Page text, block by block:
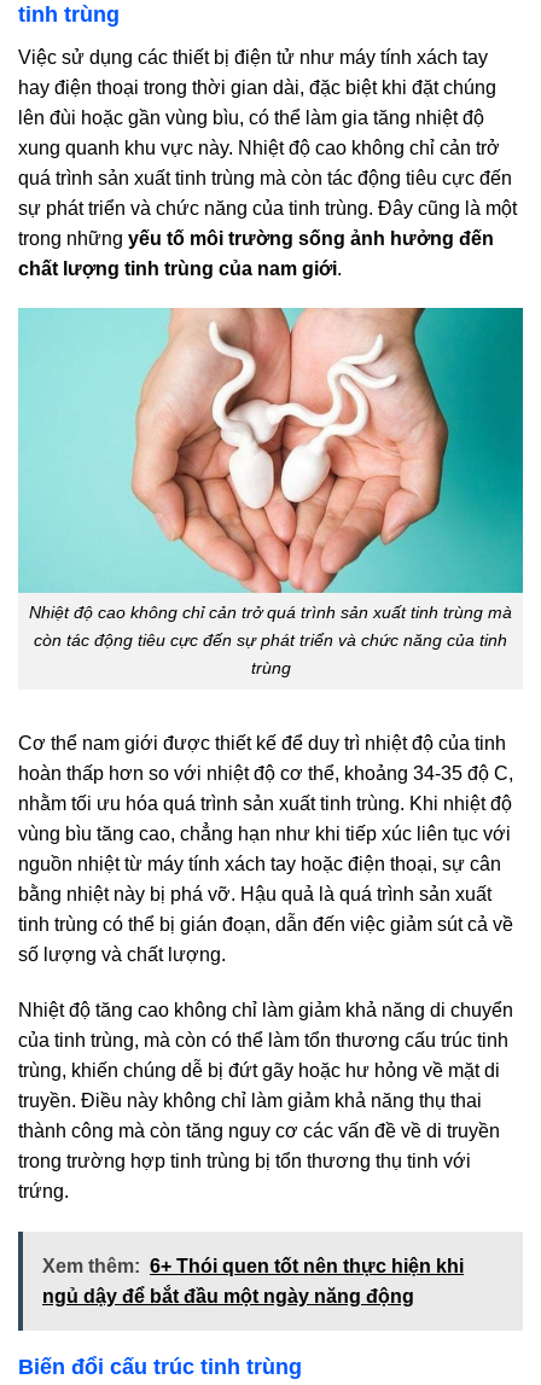
tinh trùng
Việc sử dụng các thiết bị điện tử như máy tính xách tay
hay điện thoại trong thời gian dài, đặc biệt khi đặt chúng
lên đùi hoặc gần vùng bìu, có thể làm gia tăng nhiệt độ
xung quanh khu vực này. Nhiệt độ cao không chỉ cản trở
quá trình sản xuất tinh trùng mà còn tác động tiêu cực đến
sự phát triển và chức năng của tinh trùng. Đây cũng là một
trong những yếu tố môi trường sống ảnh hưởng đến
chất lượng tinh trùng của nam giới.
Nhiệt độ cao không chỉ cản trở quá trình sản xuất tinh trùng mà
còn tác động tiêu cực đến sự phát triển và chức năng của tinh
trùng
Cơ thể nam giới được thiết kế để duy trì nhiệt độ của tinh
hoàn thấp hơn so với nhiệt độ cơ thể, khoảng 34-35 độ C,
nhằm tối ưu hóa quá trình sản xuất tinh trùng. Khi nhiệt độ
vùng bìu tăng cao, chẳng hạn như khi tiếp xúc liên tục với
nguồn nhiệt từ máy tính xách tay hoặc điện thoại, sự cân
bằng nhiệt này bị phá vỡ. Hậu quả là quá trình sản xuất
tinh trùng có thể bị gián đoạn, dẫn đến việc giảm sút cả về
số lượng và chất lượng.
Nhiệt độ tăng cao không chỉ làm giảm khả năng di chuyển
của tinh trùng, mà còn có thể làm tổn thương cấu trúc tinh
trùng, khiến chúng dễ bị đứt gãy hoặc hư hỏng về mặt di
truyền. Điều này không chỉ làm giảm khả năng thụ thai
thành công mà còn tăng nguy cơ các vấn đề về di truyền
trong trường hợp tinh trùng bị tổn thương thụ tinh với
trứng.
Xem thêm: 6+ Thói quen tốt nên thực hiện khi
ngủ dậy để bắt đầu một ngày năng động
Biến đổi cấu trúc tinh trùng